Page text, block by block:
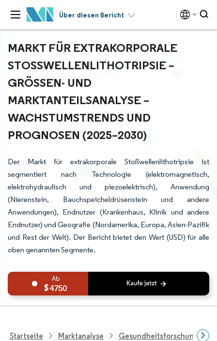
Über diesen Bericht
MARKT FÜR EXTRAKORPORALE
STOSSWELLENLITHOTRIPSIE – G
RÖSSEN- UND MA
RKTANTEILSANALYSE – WA
CHSTUMSTRENDS UND PR
OGNOSEN (2025–2030)
Der Markt für extrakorporale Stoßwellenlithotripsie ist
segmentiert nach Technologie (elektromagnetisch,
elektrohydraulisch und piezoelektrisch), Anwendung
(Nierenstein, Bauchspeicheldrüsenstein und andere
Anwendungen), Endnutzer (Krankenhaus, Klinik und andere
Endnutzer) und Geografie (Nordamerika, Europa, Asien-Pazifik
und Rest der Welt). Der Bericht bietet den Wert (USD) für alle
oben genannten Segmente.
4750
Startseite Marktanalyse Gesundheitsforschung